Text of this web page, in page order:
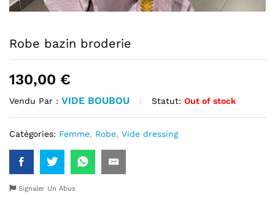
Robe bazin broderie
130,00 €
Vendu Par : VIDE BOUBOU Statut: Out of stock
Catégories: Femme, Robe, Vide dressing
Signaler Un Abus